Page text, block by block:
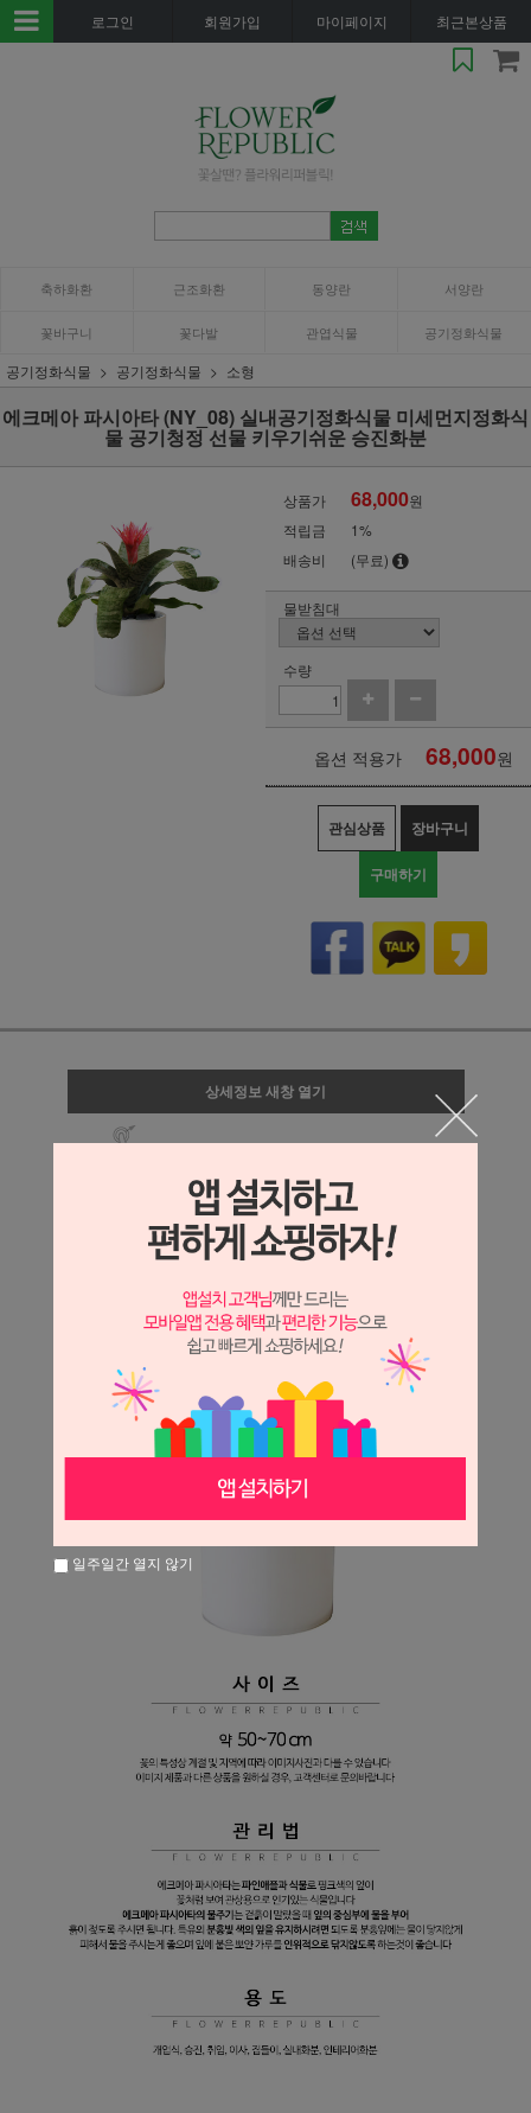
로그인 회원가입 마이페이지 최근본상품
축하화환 근조화환 동양란 서양란
꽃바구니 꽃다발 관엽식물 공기정화식물
공기정화식물 공기정화식물 소형
에크메아 파시아타 (NY_08) 실내공기정화식물 미세먼지정화식
물 공기청정 선물 키우기쉬운 승진화분
상품가 68,000원
적립금
1%
배송비
(무료)
물받침대
수량
옵션 적용가 68,000원
관심상품 장바구니
구매하기
상세정보 새창 열기
일주일간 열지 않기